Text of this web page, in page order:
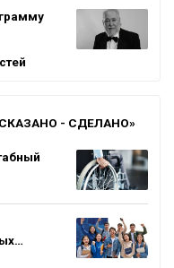
- СДЕЛАНО»